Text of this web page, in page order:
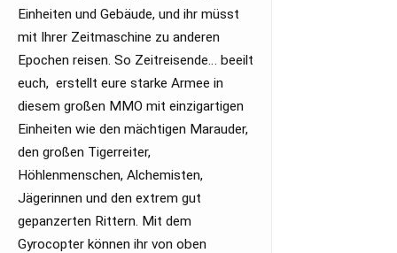
Einheiten und Gebäude, und ihr müsst
mit Ihrer Zeitmaschine zu anderen
Epochen reisen. So Zeitreisende… beeilt
euch, erstellt eure starke Armee in
diesem großen MMO mit einzigartigen
Einheiten wie den mächtigen Marauder,
den großen Tigerreiter,
Höhlenmenschen, Alchemisten,
Jägerinnen und den extrem gut
gepanzerten Rittern. Mit dem
Gyrocopter können ihr von oben